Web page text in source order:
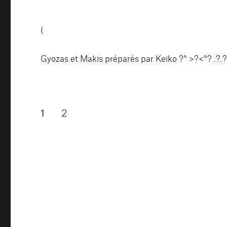
(
Gyozas et Makis préparés par Keiko ?^ >?<^? .?.?
Pagination
PAGE
1 PAGE
2